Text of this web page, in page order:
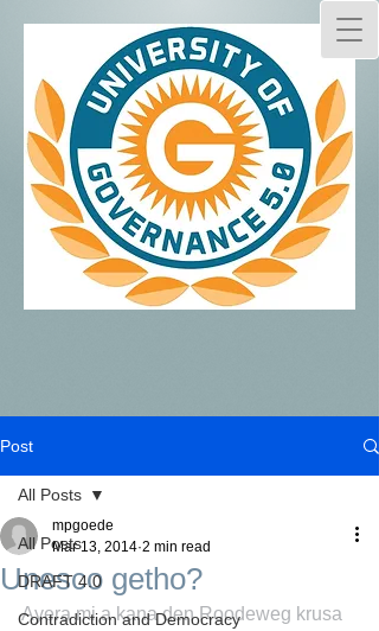
Post
All Posts
DRAFT 4.0
Contradiction and Democracy
All Posts
Unesco getho?
mpgoede
Mar 13, 2014 2 min read
Ayera mi a kana den Roodeweg krusa